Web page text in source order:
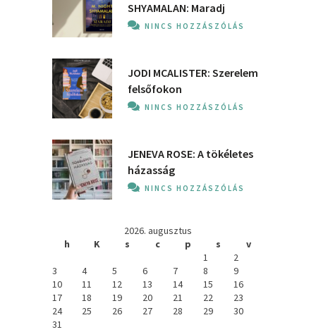
SHYAMALAN: Maradj
NINCS HOZZÁSZÓLÁS
JODI MCALISTER: Szerelem
felsőfokon
NINCS HOZZÁSZÓLÁS
JENEVA ROSE: A ​tökéletes
házasság
NINCS HOZZÁSZÓLÁS
2026. augusztus
h
K s c p s
v
1
2
3
4 5 6 7 8
9
10
11 12 13 14 15
16
17
18 19 20 21 22
23
24
25 26 27 28 29
30
31